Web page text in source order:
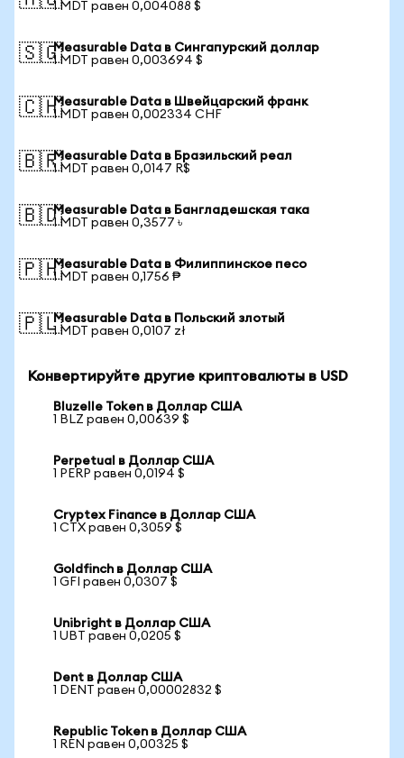
1 MDT равен 0,004088 $
🇸🇬Measurable Data в Сингапурский доллар
1 MDT равен 0,003694 $
🇨🇭Measurable Data в Швейцарский франк
1 MDT равен 0,002334 CHF
🇧🇷Measurable Data в Бразильский реал
1 MDT равен 0,0147 R$
🇧🇩Measurable Data в Бангладешская така
1 MDT равен 0,3577 ৳
🇵🇭Measurable Data в Филиппинское песо
1 MDT равен 0,1756 ₱
🇵🇱Measurable Data в Польский злотый
1 MDT равен 0,0107 zł
Конвертируйте другие криптовалюты в USD
Bluzelle Token в Доллар США
1 BLZ равен 0,00639 $
Perpetual в Доллар США
1 PERP равен 0,0194 $
Cryptex Finance в Доллар США
1 CTX равен 0,3059 $
Goldfinch в Доллар США
1 GFI равен 0,0307 $
Unibright в Доллар США
1 UBT равен 0,0205 $
Dent в Доллар США
1 DENT равен 0,00002832 $
Republic Token в Доллар США
1 REN равен 0,00325 $